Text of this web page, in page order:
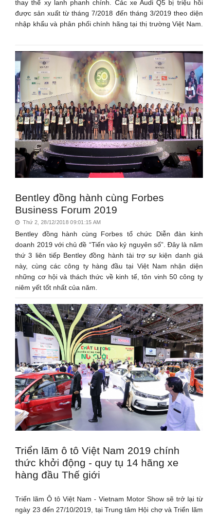
thay thế xy lanh phanh chính. Các xe Audi Q5 bị triệu hồi
được sản xuất từ tháng 7/2018 đến tháng 3/2019 theo diện
nhập khẩu và phân phối chính hãng tại thị trường Việt Nam.
Bentley đồng hành cùng Forbes
Business Forum 2019
Thứ 2, 28/12/2018 09:01:15 AM
Bentley đồng hành cùng Forbes tổ chức Diễn đàn kinh
doanh 2019 với chủ đề “Tiến vào kỷ nguyên số”. Đây là năm
thứ 3 liên tiếp Bentley đồng hành tài trợ sự kiện danh giá
này, cùng các công ty hàng đầu tại Việt Nam nhận diện
những cơ hội và thách thức về kinh tế, tôn vinh 50 công ty
niêm yết tốt nhất của năm.
Triển lãm ô tô Việt Nam 2019 chính
thức khởi động - quy tụ 14 hãng xe
hàng đầu Thế giới
Triển lãm Ô tô Việt Nam - Vietnam Motor Show sẽ trở lại từ
ngày 23 đến 27/10/2019, tại Trung tâm Hội chợ và Triển lãm